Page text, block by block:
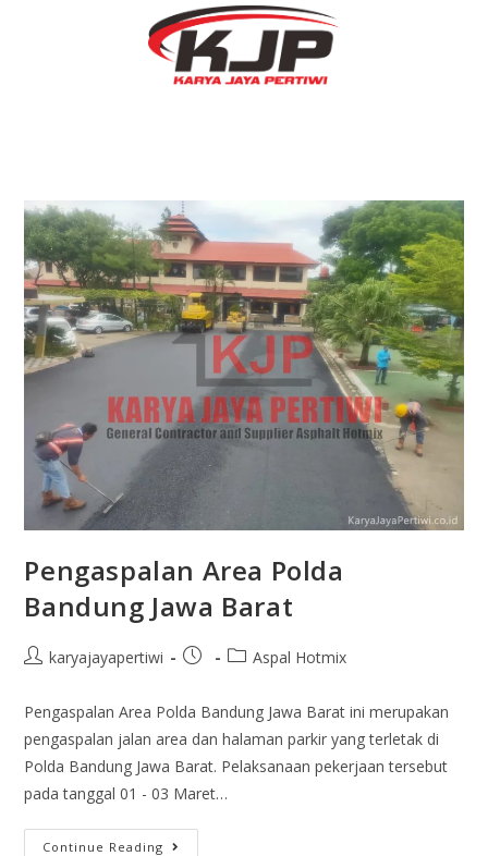
Pengaspalan Area Polda
Bandung Jawa Barat
karyajayapertiwi Aspal Hotmix
Pengaspalan Area Polda Bandung Jawa Barat ini merupakan
pengaspalan jalan area dan halaman parkir yang terletak di
Polda Bandung Jawa Barat. Pelaksanaan pekerjaan tersebut
pada tanggal 01 - 03 Maret…
Continue Reading